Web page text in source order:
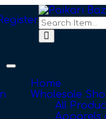
Toggle
navigation
Home
Wholesale
All
Apparels